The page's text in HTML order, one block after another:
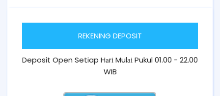
REKENING DEPOSIT
Deposit Open Setiap Hаrі Mulаі Pukul 01.00 - 22.00
WIB